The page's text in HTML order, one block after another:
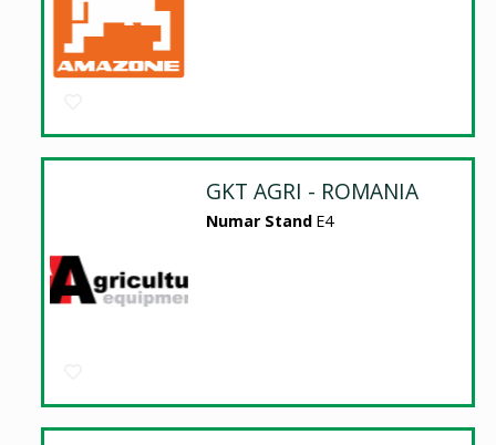
GKT AGRI - ROMANIA
Numar Stand E4